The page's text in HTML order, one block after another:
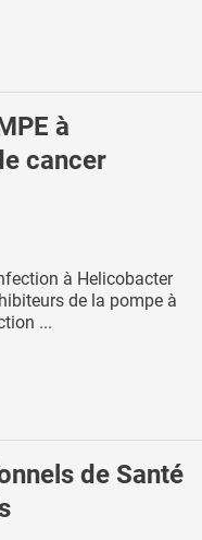
à
cancer
à Helicobacter
de la pompe à
...
de Santé